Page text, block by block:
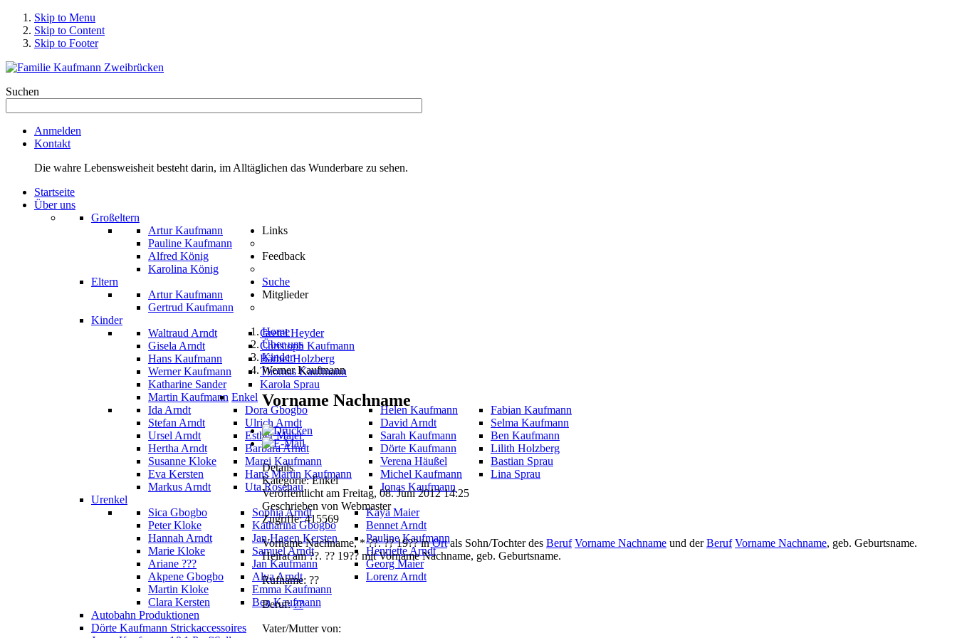
Skip to Menu
Skip to Content
Skip to Footer
Suchen
Anmelden
Kontakt
Die wahre Lebensweisheit besteht darin, im Alltäglichen das Wunderbare zu sehen.
Startseite
Über uns
Großeltern
Artur Kaufmann
Pauline Kaufmann
Alfred König
Karolina König
Eltern
Artur Kaufmann
Gertrud Kaufmann
Kinder
Waltraud Arndt
Gisela Arndt
Hans Kaufmann
Werner Kaufmann
Katharine Sander
Martin Kaufmann
Gretel Heyder
Christoph Kaufmann
Bärbel Holzberg
Thomas Kaufmann
Karola Sprau
Enkel
Ida Arndt
Stefan Arndt
Ursel Arndt
Hertha Arndt
Susanne Kloke
Eva Kersten
Markus Arndt
Dora Gbogbo
Ulrich Arndt
Esther Maier
Barbara Arndt
Marei Kaufmann
Hans Martin Kaufmann
Uta Rosenau
Helen Kaufmann
David Arndt
Sarah Kaufmann
Dörte Kaufmann
Verena Häußel
Michel Kaufmann
Jonas Kaufmann
Fabian Kaufmann
Selma Kaufmann
Ben Kaufmann
Lilith Holzberg
Bastian Sprau
Lina Sprau
Urenkel
Sica Gbogbo
Peter Kloke
Hannah Arndt
Marie Kloke
Ariane ???
Akpene Gbogbo
Martin Kloke
Clara Kersten
Sophia Arndt
Katharina Gbogbo
Jan Hagen Kersten
Samuel Arndt
Jan Kaufmann
Alva Arndt
Emma Kaufmann
Ben Kaufmann
Kaya Maier
Bennet Arndt
Pauline Kaufmann
Henriette Arndt
Georg Maier
Lorenz Arndt
Links
Autobahn Produktionen
Dörte Kaufmann Strickaccessoires
Feedback
Suche
Mitglieder
Home
Über uns
Kinder
Werner Kaufmann
Vorname Nachname
Details
Kategorie: Enkel
Veröffentlicht am Freitag, 08. Juni 2012 14:25
Geschrieben von Webmaster
Zugriffe: 415569
Vorname Nachname, * ??. ?? 19?? inOrtals Sohn/Tochter des Beruf Vorname Nachname und derBeruf Vorname Nachname, geb. Geburtsname.
Heirat am ??. ?? 19?? mit Vorname Nachname, geb. Geburtsname.
Rufname: ??
Beruf:??
Vater/Mutter von: